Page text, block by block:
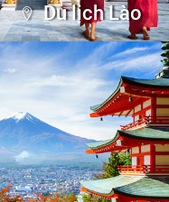
Du lịch Lào